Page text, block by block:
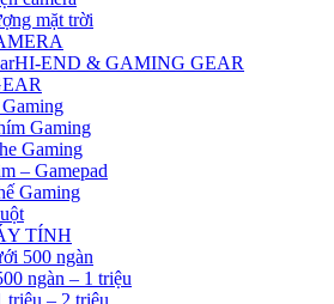
mặt trời
HI-END & GAMING GEAR
Gaming
Gaming
– Gamepad
Gaming
TÍNH
500 ngàn
ngàn – 1 triệu
triệu – 2 triệu